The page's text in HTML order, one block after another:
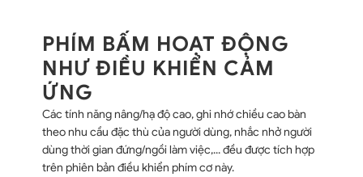
PHÍM BẤM HOẠT ĐỘNG
NHƯ ĐIỀU KHIỂN CẢM
ỨNG
Các tính năng nâng/hạ độ cao, ghi nhớ chiều cao bàn
theo nhu cầu đặc thù của người dùng, nhắc nhở người
dùng thời gian đứng/ngồi làm việc,... đều được tích hợp
trên phiên bản điều khiển phím cơ này.